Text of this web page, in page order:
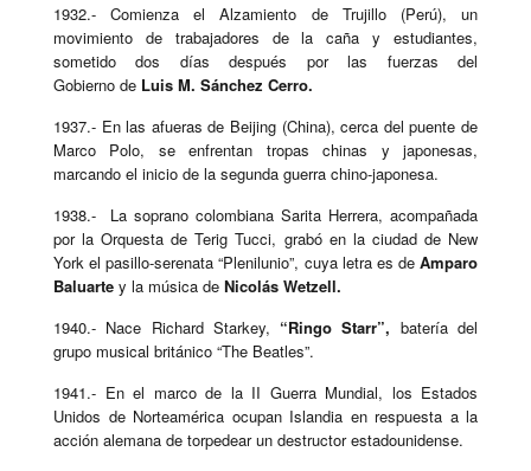
1932.- Comienza el Alzamiento de Trujillo (Perú), un
movimiento de trabajadores de la caña y estudiantes,
sometido dos días después por las fuerzas del
Gobierno de Luis M. Sánchez Cerro.
1937.- En las afueras de Beijing (China), cerca del puente de
Marco Polo, se enfrentan tropas chinas y japonesas,
marcando el inicio de la segunda guerra chino-japonesa.
1938.- La soprano colombiana Sarita Herrera, acompañada
por la Orquesta de Terig Tucci, grabó en la ciudad de New
York el pasillo-serenata “Plenilunio”, cuya letra es de Amparo
Baluarte y la música de Nicolás Wetzell.
1940.- Nace Richard Starkey, “Ringo Starr”, batería del
grupo musical británico “The Beatles”.
1941.- En el marco de la II Guerra Mundial, los Estados
Unidos de Norteamérica ocupan Islandia en respuesta a la
acción alemana de torpedear un destructor estadounidense.